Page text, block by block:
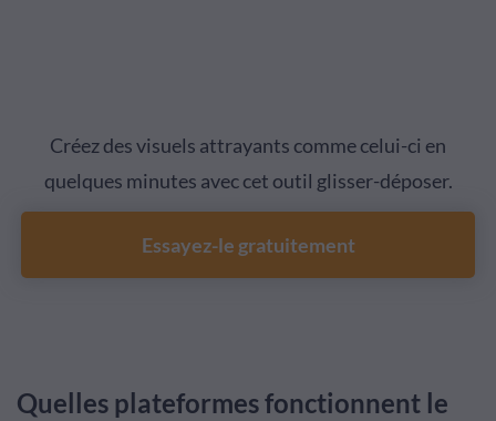
Créez des visuels attrayants comme celui-ci en
quelques minutes avec cet outil glisser-déposer.
Essayez-le gratuitement
Quelles plateformes fonctionnent le